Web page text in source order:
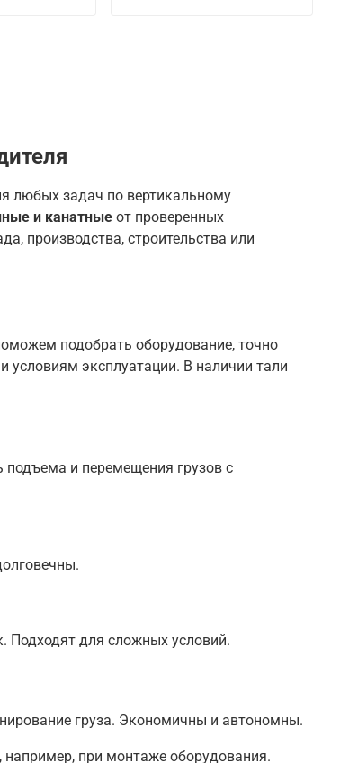
любых задач по вертикальному
и канатныеот проверенных
производства, строительства или
подобрать оборудование, точно
условиям эксплуатации. В наличии тали
и перемещения грузов с
Подходят для сложных условий.
груза. Экономичны и автономны.
при монтаже оборудования.